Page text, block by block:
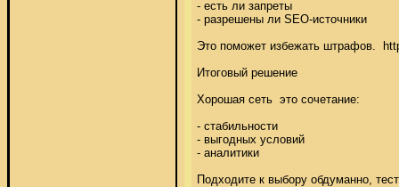
- есть ли запреты
- разрешены ли SEO-источники
Это поможет избежать штрафов.
Итоговый решение
Хорошая сеть  это сочетание:
- стабильности
- выгодных условий
- аналитики
Подходите к выбору обдуманно,